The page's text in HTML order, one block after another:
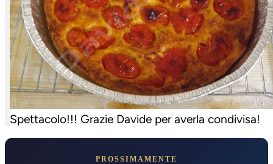
Spettacolo!!! Grazie Davide per averla condivisa!
PROSSIMAMENTE